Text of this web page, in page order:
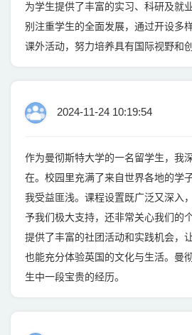
为学生提供了丰富的实习、科研及就
别注重学生的全面发展，通过开设多
课外活动，努力培养具有国际视野和
2024-11-24 10:19:54
作为曼彻斯特大学的一名留学生，我
在。校园里充满了来自世界各地的学
我受益匪浅。课程设置既广泛又深入
予我们极大支持，还非常关心我们的
提供了丰富的社团活动和实践机会，
也能充分体验英国的文化与生活。曼
生中一段宝贵的经历。